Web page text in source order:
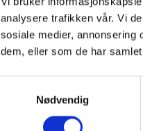
analysere trafikken vår. Vi
sosiale medier, annonsering
dem, eller som de har
Nødvendig